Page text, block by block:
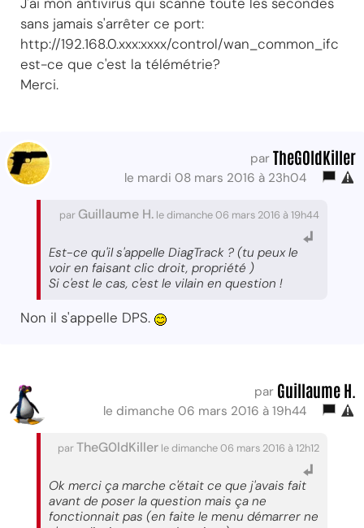
sans jamais s'arrêter ce port:
http://192.168.0.xxx:xxxx/control/wan_common_ifc
est-ce que c'est la télémétrie?
Merci.
par TheG0ldKiller
le mardi 08 mars 2016 à 23h04
par Guillaume H. le dimanche 06 mars 2016 à 19h44
Est-ce qu'il s'appelle DiagTrack ? (tu peux le
voir en faisant clic droit, propriété )
Si c'est le cas, c'est le vilain en question !
Non il s'appelle DPS.
par Guillaume H.
le dimanche 06 mars 2016 à 19h44
parTheG0ldKiller le dimanche 06 mars 2016 à 12h12
Ok merci ça marche c'était ce que j'avais fait
avant de poser la question mais ça ne
fonctionnait pas (en faite le menu démarrer ne